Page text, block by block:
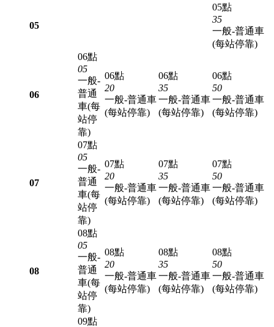
05
05點
35
一般-普通車
(每站停靠)
06
06點
05
一般-
普通
車(每
站停
靠)
06點
20
一般-普通車
(每站停靠)
06點
35
一般-普通車
(每站停靠)
06點
50
一般-普通車
(每站停靠)
07
07點
05
一般-
普通
車(每
站停
靠)
07點
20
一般-普通車
(每站停靠)
07點
35
一般-普通車
(每站停靠)
07點
50
一般-普通車
(每站停靠)
08
08點
05
一般-
普通
車(每
站停
靠)
08點
20
一般-普通車
(每站停靠)
08點
35
一般-普通車
(每站停靠)
08點
50
一般-普通車
(每站停靠)
09點